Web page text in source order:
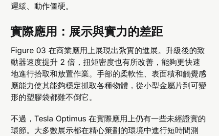
遲緩、動作僵硬。
實際應用：展示與實力的差距
Figure 03 在商業應用上展現出紮實的進展。升級後的致
動器速度提升 2 倍，扭矩密度也有所改善，能夠更快速
地進行拾取和放置作業。手部的柔軟性、表面積和觸覺感
應能力使其能夠穩定抓取各種物體，從小型金屬片到可變
形的塑膠袋都難不倒它。
不過，Tesla Optimus 在實際應用上仍有一些未經證實的
環節。大多數展示都在精心策劃的環境中進行短時間測